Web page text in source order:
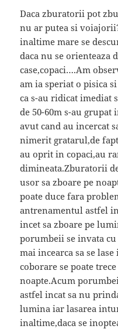
Daca zburatorii pot
nu ar putea si
inaltime mare se
daca nu se orienteaza
case,copaci….Am
am ia speriat o pisica
ca s-au ridicat imediat
de 50-60m s-au
avut cand au incercat
nimerit gratarul,de
au oprit in copaci,au
dimineata.Zburatorii
usor sa zboare pe
poate duce fara
antrenamentul astfel
incet sa zboare pe
porumbeii se invata
mai incearca sa se
coborare se poate
noapte.Acum
astfel incat sa nu
lumina iar lasarea
inaltime,daca se